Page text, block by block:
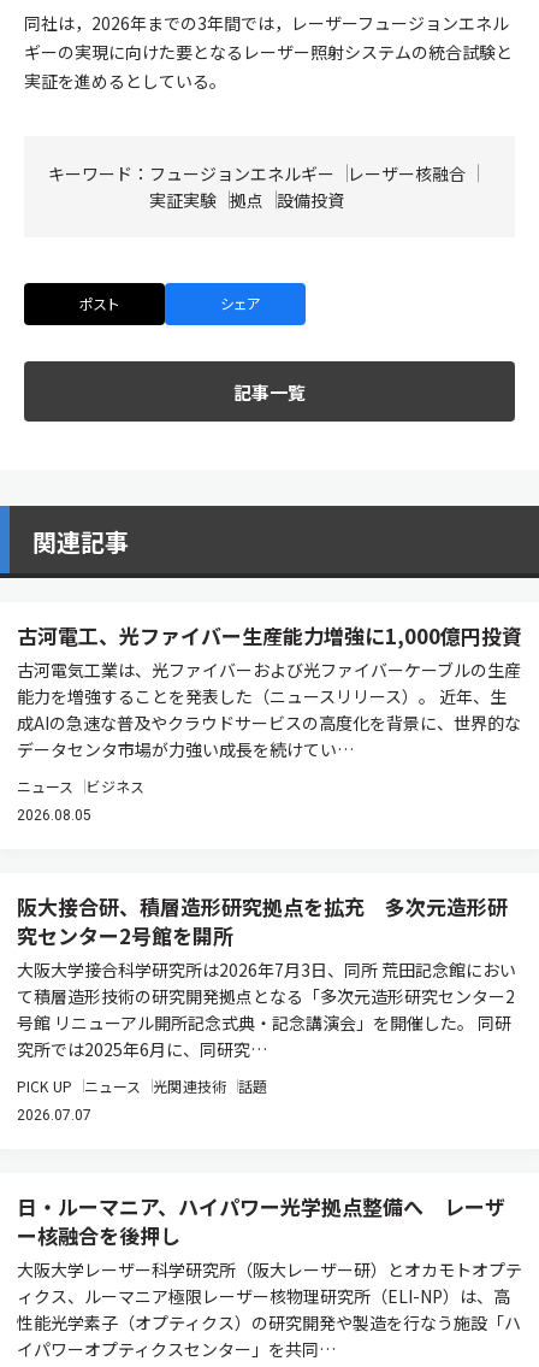
同社は，2026年までの3年間では，レーザーフュージョンエネル
ギーの実現に向けた要となるレーザー照射システムの統合試験と
実証を進めるとしている。
キーワード： フュージョンエネルギー
レーザー核融合
実証実験 拠点 設備投資
ポスト シェア
記事一覧
関連記事
古河電工、光ファイバー生産能力増強に1,000億円投資
古河電気工業は、光ファイバーおよび光ファイバーケーブルの生産
能力を増強することを発表した（ニュースリリース）。 近年、生
成AIの急速な普及やクラウドサービスの高度化を背景に、世界的な
データセンタ市場が力強い成長を続けてい…
ニュース ビジネス
2026.08.05
阪大接合研、積層造形研究拠点を拡充 多次元造形研
究センター2号館を開所
大阪大学接合科学研究所は2026年7月3日、同所 荒田記念館におい
て積層造形技術の研究開発拠点となる「多次元造形研究センター2
号館 リニューアル開所記念式典・記念講演会」を開催した。 同研
究所では2025年6月に、同研究…
PICK UP ニュース 光関連技術 話題
2026.07.07
日・ルーマニア、ハイパワー光学拠点整備へ レーザ
ー核融合を後押し
大阪大学レーザー科学研究所（阪大レーザー研）とオカモトオプテ
ィクス、ルーマニア極限レーザー核物理研究所（ELI-NP）は、高
性能光学素子（オプティクス）の研究開発や製造を行なう施設「ハ
イパワーオプティクスセンター」を共同…